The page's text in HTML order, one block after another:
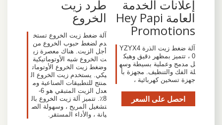
إعلانات الخدمة
العامة Hey Papi
Promotions
آلة ضغط زيت الذرة YZYX4
0 ، تتميز بمظهر دقيق وهيك
ل مدمج وعملية بسيطة وسه
لة الفك والتنظيف. مجهزة بأ
جهزة تسخين كهربائية ،
احصل على السعر
طرد زيت
الخروع
آلة ضغط زيت الخروع تستخ
دم لضغط حبوب الخروع من
أجل الزيت. هناك معصرة زي
ت الخروع شبه الأوتوماتيكية
وضغط زيت الخروع الأوتومات
يكي. يستخدم زيت الخروع ال
منتج للتطبيقات الصناعية وم
عدل الزيت المتبقي هو 6-
8٪. تتميز آلة زيت الخروع بال
تشغيل المريح ، وسهولة الص
يانة ، والأداء المستقر.